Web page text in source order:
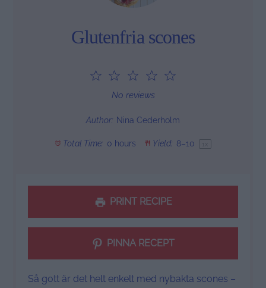
Glutenfria scones
4
Stars
Stars
1
Star
No reviews
Author: Nina Cederholm
Total Time: 0 hours Yield: 8–10 1
PRINT RECIPE
PINNA RECEPT
Så gott är det helt enkelt med nybakta scones –